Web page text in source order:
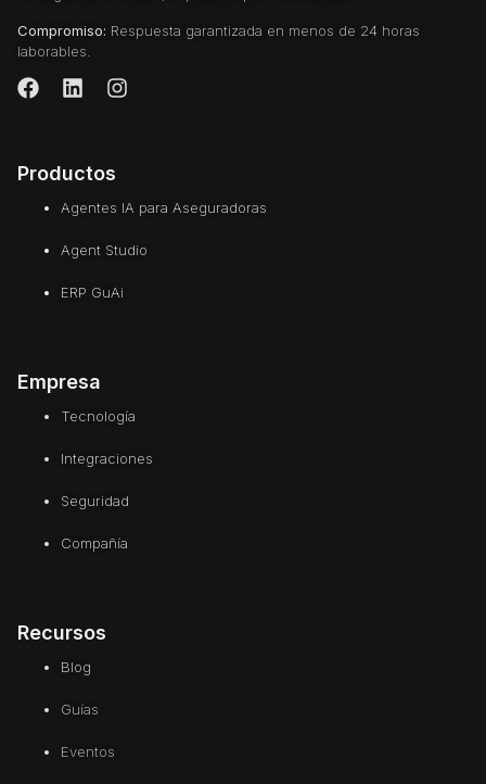
Compromiso: Respuesta garantizada en menos de 24 horas
laborables.
Productos
Agentes IA para Aseguradoras
Agent Studio
ERP GuAi
Empresa
Tecnología
Integraciones
Seguridad
Compañía
Recursos
Blog
Guías
Eventos